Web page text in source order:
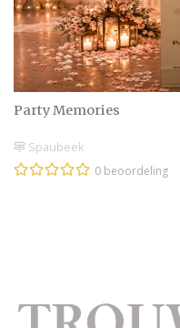
Party Memories
Spaubeek
0 beoordeling